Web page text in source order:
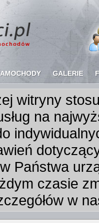
GALERIE
witryny
na
Państwa
czasie
w